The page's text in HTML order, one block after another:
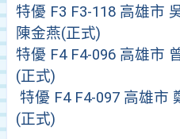
特優 F3 F3-118 高雄市
陳金燕(正式)
特優 F4 F4-096 高雄市
(正式)
特優 F4 F4-097 高雄市
(正式)